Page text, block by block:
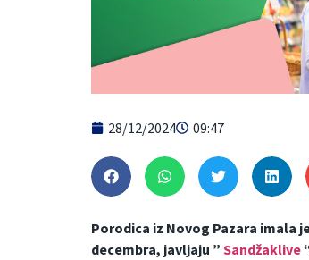
28/12/2024 09:47
Porodica iz Novog Pazara imala
decembra, javljaju ” Sandžaklive